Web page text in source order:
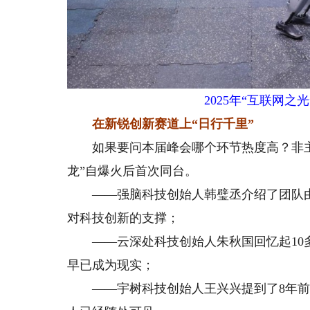
2025年“互联网之
在新锐创新赛道上“日行千里”
如果要问本届峰会哪个环节热度高？非
龙”自爆火后首次同台。
——强脑科技创始人韩璧丞介绍了团队由
对科技创新的支撑；
——云深处科技创始人朱秋国回忆起10多
早已成为现实；
——宇树科技创始人王兴兴提到了8年前